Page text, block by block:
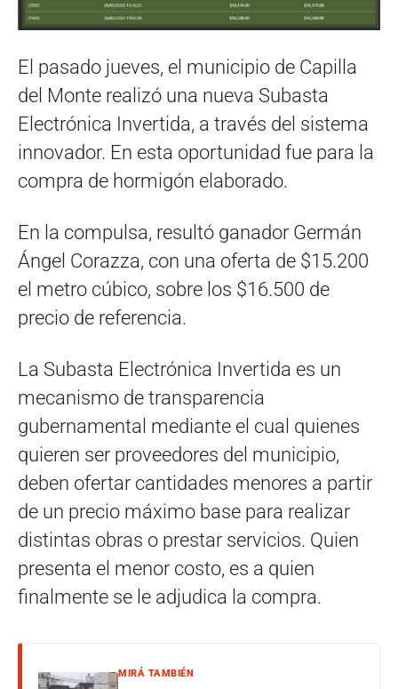
El pasado jueves, el municipio de Capilla
del Monte realizó una nueva Subasta
Electrónica Invertida, a través del sistema
innovador. En esta oportunidad fue para la
compra de hormigón elaborado.
En la compulsa, resultó ganador Germán
Ángel Corazza, con una oferta de $15.200
el metro cúbico, sobre los $16.500 de
precio de referencia.
La Subasta Electrónica Invertida es un
mecanismo de transparencia
gubernamental mediante el cual quienes
quieren ser proveedores del municipio,
deben ofertar cantidades menores a partir
de un precio máximo base para realizar
distintas obras o prestar servicios. Quien
presenta el menor costo, es a quien
finalmente se le adjudica la compra.
MIRÁ TAMBIÉN